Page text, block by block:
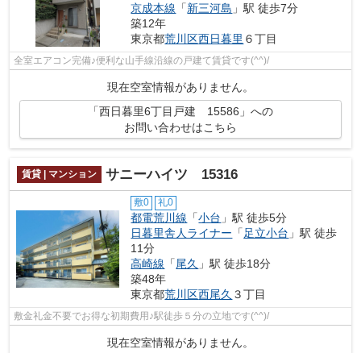
京成本線 「新三河島 」駅 徒歩7分
築12年
東京都荒川区西日暮里 ６丁目
全室エアコン完備♪便利な山手線沿線の戸建て賃貸です(^^)/
現在空室情報がありません。
「西日暮里6丁目戸建 15586」への
お問い合わせはこちら
賃貸 | マンション サニーハイツ 15316
敷0 礼0
都電荒川線 「小台 」駅 徒歩5分
日暮里舎人ライナー 「 足立小台 」駅 徒歩
11分
高崎線 「尾久 」駅 徒歩18分
築48年
東京都荒川区西尾久 ３丁目
敷金礼金不要でお得な初期費用♪駅徒歩５分の立地です(^^)/
現在空室情報がありません。